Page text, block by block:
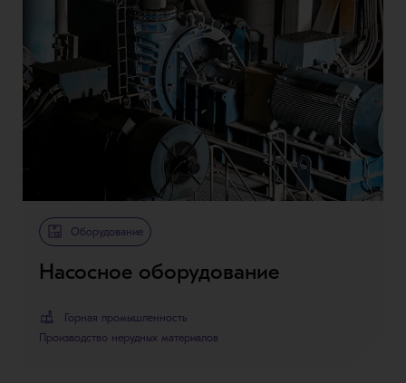
Оборудование
Насосное оборудование
Горная промышленность
Производство нерудных материалов